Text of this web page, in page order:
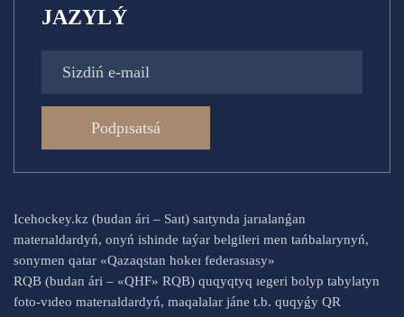
JAZYLÝ
Podpısatsá
Icehockey.kz (budan ári – Saıt) saıtynda jarıalanǵan
materıaldardyń, onyń ishinde taýar belgileri men tańbalarynyń,
sonymen qatar «Qazaqstan hokeı federasıasy»
RQB (budan ári – «QHF» RQB) quqyqtyq ıegeri bolyp tabylatyn
foto-vıdeo materıaldardyń, maqalalar jáne t.b. quqyǵy QR